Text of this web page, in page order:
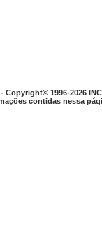
- Copyright© 1996-2026
contidas nessa